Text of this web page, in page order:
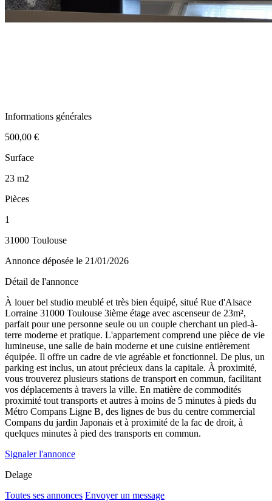
Informations générales
500,00 €
Surface
23 m2
Pièces
1
31000 Toulouse
Annonce déposée le 21/01/2026
Détail de l'annonce
À louer bel studio meublé et très bien équipé, situé Rue d'Alsace
Lorraine 31000 Toulouse 3ième étage avec ascenseur de 23m²,
parfait pour une personne seule ou un couple cherchant un pied-à-
terre moderne et pratique. L'appartement comprend une pièce de vie
lumineuse, une salle de bain moderne et une cuisine entièrement
équipée. Il offre un cadre de vie agréable et fonctionnel. De plus, un
parking est inclus, un atout précieux dans la capitale. À proximité,
vous trouverez plusieurs stations de transport en commun, facilitant
vos déplacements à travers la ville. En matière de commodités
proximité tout transports et autres à moins de 5 minutes à pieds du
Métro Compans Ligne B, des lignes de bus du centre commercial
Compans du jardin Japonais et à proximité de la fac de droit, à
quelques minutes à pied des transports en commun.
Signaler l'annonce
Delage
Toutes ses annonces Envoyer un message